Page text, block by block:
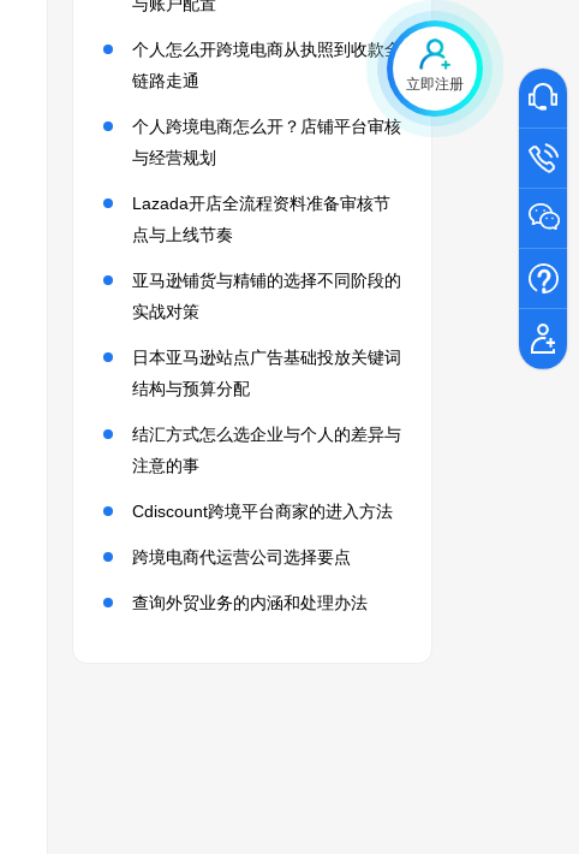
立即注册
个人怎么开跨境电商从执照到收款全
链路走通
个人跨境电商怎么开？店铺平台审核
与经营规划
Lazada开店全流程资料准备审核节
点与上线节奏
亚马逊铺货与精铺的选择不同阶段的
实战对策
日本亚马逊站点广告基础投放关键词
结构与预算分配
结汇方式怎么选企业与个人的差异与
注意的事
Cdiscount跨境平台商家的进入方法
跨境电商代运营公司选择要点
查询外贸业务的内涵和处理办法